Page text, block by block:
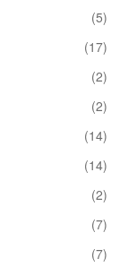
(5)
(17)
(2)
(2)
(14)
(14)
(2)
(7)
(7)